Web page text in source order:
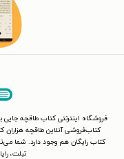
فروشگاه اینترنتی کتاب طاقچه جایی
کتاب‌فروشی آنلاین طاقچه
کتاب رایگان هم وجود دارد. شما
تبلت،